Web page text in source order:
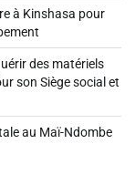
à Kinshasa pour
des matériels
son Siège social et
au Maï-Ndombe